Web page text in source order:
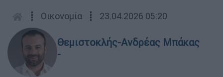
┋ Οικονομία ┋ 23.04.2026 05:20
Θεμιστοκλής-Ανδρέας Μπάκας
-